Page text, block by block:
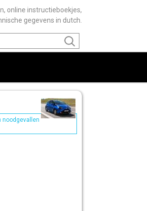
online instructieboekjes,
gegevens in dutch.
noodgevallen